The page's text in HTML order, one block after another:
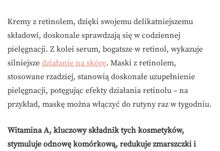
Kremy z retinolem, dzięki swojemu delikatniejszemu
składowi, doskonale sprawdzają się w codziennej
pielęgnacji. Z kolei serum, bogatsze w retinol, wykazuje
silniejsze działanie na skórę. Maski z retinolem,
stosowane rzadziej, stanowią doskonałe uzupełnienie
pielęgnacji, potęgując efekty działania retinolu – na
przykład, maskę można włączyć do rutyny raz w tygodniu.
Witamina A, kluczowy składnik tych kosmetyków,
stymuluje odnowę komórkową, redukuje zmarszczki i